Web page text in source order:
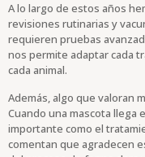
A lo largo de estos años
revisiones rutinarias y
requieren pruebas
nos permite adaptar cada
cada animal.
Además, algo que valoran
Cuando una mascota llega
importante como el
comentan que agradecen